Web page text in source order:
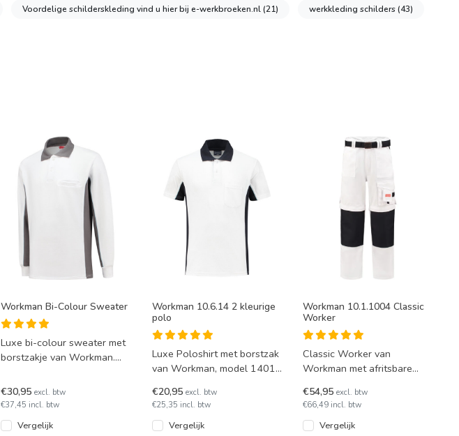
Voordelige schilderskleding vind u hier bij e-werkbroeken.nl(21) werkkleding schilders(43)
Workman Bi-Colour Sweater
Luxe bi-colour sweater met
borstzakje van Workman.
wasbaar op 60 graden en
droog
€30,95 excl. btw
€37,45 incl. btw
Vergelijk
Workman 10.6.14 2 kleurige
polo
Luxe Poloshirt met borstzak
van Workman, model 1401.
graden en droogtromm
€20,95 excl. btw
€25,35 incl. btw
Vergelijk
Workman 10.1.1004 Classic
Worker
Classic Worker van
Workman met afritsbare
in één. Deze Workman
schild
€54,95excl. btw
€66,49 incl. btw
Vergelijk